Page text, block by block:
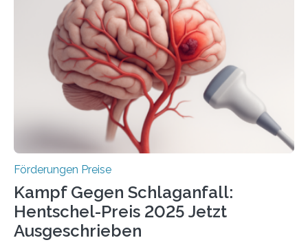
Industrieforschungsprogramme Industrielle
Gemeinschaftsforschung (IGF), Zentrales
Innovationsprogramm Mittelstand (ZIM) und
Innovationskompetenz INNO-KOM. Auf dem
Innovationstag Mittelstand 2025 am 5. Juni 2025 in
Berlin überbrachte das Bundesministerium für
Wirtschaft und Energie eine gute Nachricht:
Überplanmäßige Verpflichtungsermächtigungen in
Förderungen Preise
Kampf Gegen Schlaganfall:
Hentschel-Preis 2025 Jetzt
Ausgeschrieben